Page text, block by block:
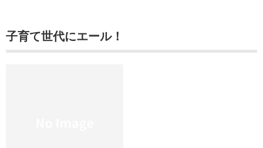
子育て世代にエール！